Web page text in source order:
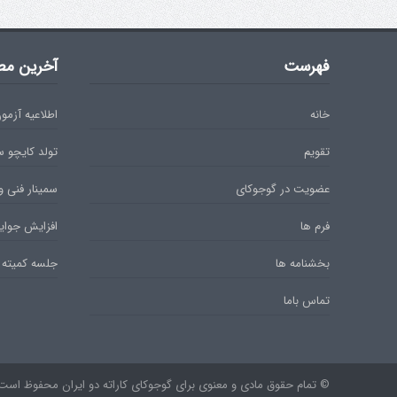
فهرست
خانه
تقویم
عضویت در گوجوکای
فرم ها
بخشنامه ها
تماس باما
آخرین
اطلاعیه آزمون
تولد
سمینار فنی
افزایش
جلسه
© تمام حقوق مادی و معنوی برای گوجوکای کاراته دو ایران محفوظ است.